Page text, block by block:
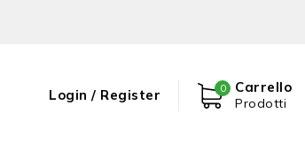
Login / Register 0 Carrello
Prodotti